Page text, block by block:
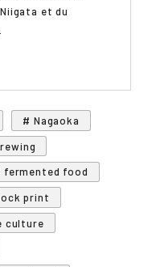
et du
# Nagaoka
fermented food
print
culture